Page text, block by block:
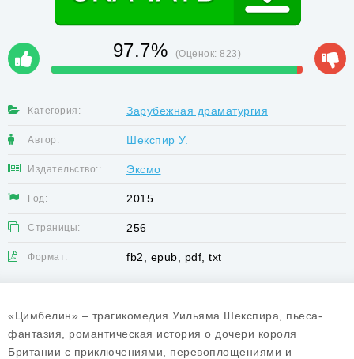
97.7% (Оценок:823)
Категория: Зарубежная драматургия
Автор: Шекспир У.
Издательство:: Эксмо
Год: 2015
Страницы: 256
Формат: fb2, epub, pdf, txt
«Цимбелин» – трагикомедия Уильяма Шекспира, пьеса-
фантазия, романтическая история о дочери короля
Британии с приключениями, перевоплощениями и